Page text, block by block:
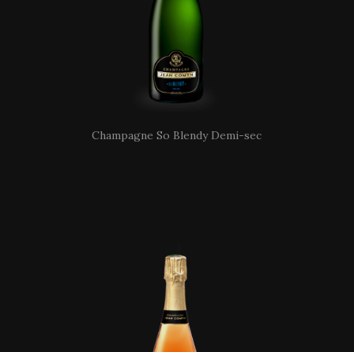
Champagne So Blendy Demi-sec